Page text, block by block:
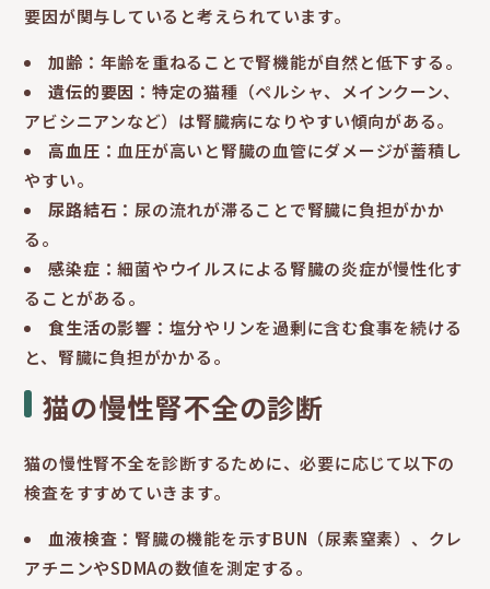
要因が関与していると考えられています。
加齢：年齢を重ねることで腎機能が自然と低下する。
遺伝的要因 ：特定の猫種（ペルシャ、メインクーン、
アビシニアンなど）は腎臓病になりやすい傾向がある。
高血圧 ：血圧が高いと腎臓の血管にダメージが蓄積し
やすい。
尿路結石 ：尿の流れが滞ることで腎臓に負担がかか
る。
感染症 ：細菌やウイルスによる腎臓の炎症が慢性化す
ることがある。
食生活の影響 ：塩分やリンを過剰に含む食事を続ける
と、腎臓に負担がかかる。
猫の慢性腎不全の診断
猫の慢性腎不全を診断するために、必要に応じて以下の
検査をすすめていきます。
血液検査 ：腎臓の機能を示すBUN（尿素窒素）、クレ
アチニンやSDMAの数値を測定する。